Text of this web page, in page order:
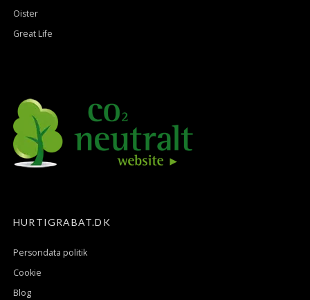
Oister
Great Life
HURTIGRABAT.DK
Persondata politik
Cookie
Blog